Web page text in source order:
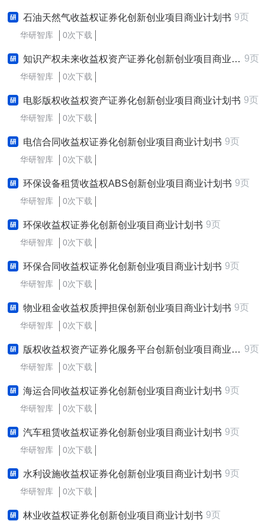
石油天然气收益权证券化创新创业项目商业计划书 9页
华研智库 0次下载
知识产权未来收益权资产证券化创新创业项目商业计划书 9页
华研智库 0次下载
电影版权收益权资产证券化创新创业项目商业计划书 9页
华研智库 0次下载
电信合同收益权证券化创新创业项目商业计划书 9页
华研智库 0次下载
环保设备租赁收益权ABS创新创业项目商业计划书 9页
华研智库 0次下载
环保收益权证券化创新创业项目商业计划书 9页
华研智库 0次下载
环保合同收益权证券化创新创业项目商业计划书 9页
华研智库 0次下载
物业租金收益权质押担保创新创业项目商业计划书 9页
华研智库 0次下载
版权收益权资产证券化服务平台创新创业项目商业计划书 9页
华研智库 0次下载
海运合同收益权证券化创新创业项目商业计划书 9页
华研智库 0次下载
汽车租赁收益权证券化创新创业项目商业计划书 9页
华研智库 0次下载
水利设施收益权证券化创新创业项目商业计划书 9页
华研智库 0次下载
林业收益权证券化创新创业项目商业计划书 9页